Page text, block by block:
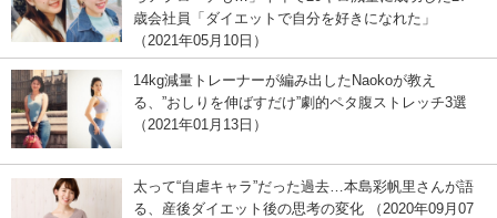
歳会社員「ダイエットで自分を好きになれた」
（2021年05月10日）
14kg減量トレーナーが編み出したNaokoが教え
る、”おしりを伸ばすだけ”劇的ペタ腹ストレッチ3選
（2021年01月13日）
太って“自虐キャラ”だった過去…本島彩帆里さんが語
る、産後ダイエット後の思考の変化 （2020年09月07